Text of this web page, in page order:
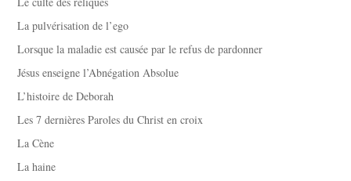
La pulvérisation de l’ego
Lorsque la maladie est causée par le refus de pardonner
Jésus enseigne l’Abnégation Absolue
L’histoire de Deborah
Les 7 dernières Paroles du Christ en croix
La Cène
La haine